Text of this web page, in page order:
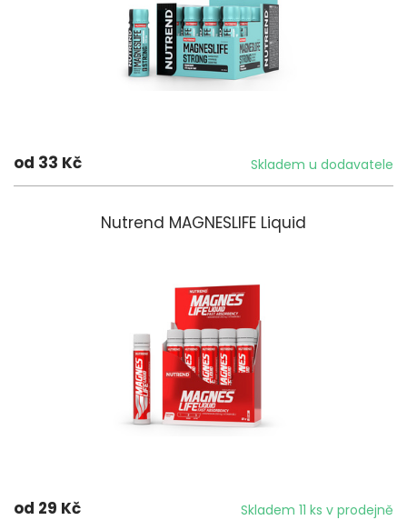
od 33 Kč Skladem u dodavatele
Nutrend MAGNESLIFE Liquid
od 29 Kč Skladem 11 ks v prodejně